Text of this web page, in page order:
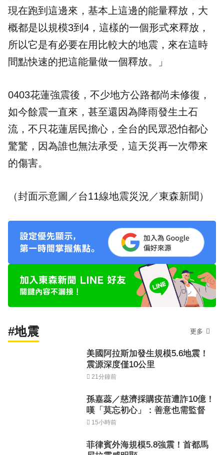
現在跑到這邊來，基本上這邊的能量釋放，大
概都是以規模3到4，這樣的一個形式來釋放，
所以它是有必要在用比較大的地震，來在這時
間點快速的把這能量做一個釋放。」
0403花蓮強震後，不少地方公路都尚未修復，
如今餘震一直來，甚至還因為降雨發生土石
流，不只花蓮居民擔心，全台的民眾恐怕都心
驚驚，因為誰也無法承受，這天災再一次帶來
的傷害。
（封面示意圖／台11線地震災況／東森新聞）
#地震 更多
美國阿拉斯加發生規模5.6地震！
震源深度僅10公里
21分鐘前
孫嘉蕊／慈濟採購疫苗遭詐10億！
嘆「莫忘初心」：善意也需監督
15小時前
菲律賓外海規模5.8強震！首都馬